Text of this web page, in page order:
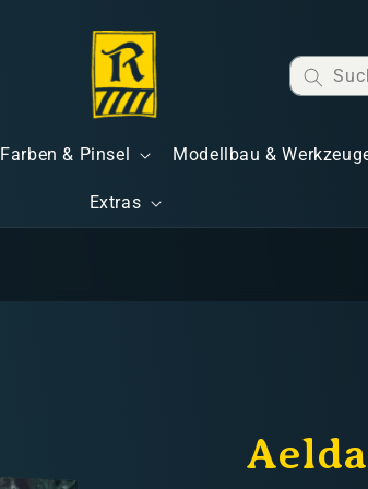
Farben & Pinsel Modellbau &
Extras